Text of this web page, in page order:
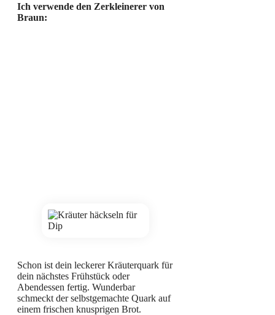
Ich verwende den Zerkleinerer von
Braun:
Schon ist dein leckerer Kräuterquark für
dein nächstes Frühstück oder
Abendessen fertig. Wunderbar
schmeckt der selbstgemachte Quark auf
einem frischen knusprigen Brot.